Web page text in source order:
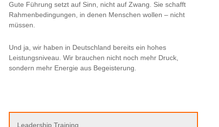
Gute Führung setzt auf Sinn, nicht auf Zwang. Sie schafft
Rahmenbedingungen, in denen Menschen wollen – nicht
müssen.
Und ja, wir haben in Deutschland bereits ein hohes
Leistungsniveau. Wir brauchen nicht noch mehr Druck,
sondern mehr Energie aus Begeisterung.
Leadership Training